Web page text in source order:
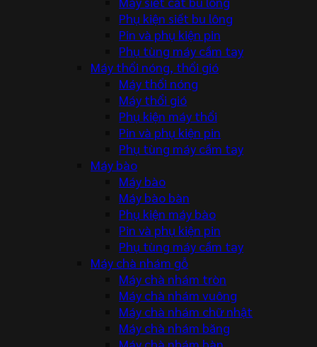
Phụ kiện siết bu lông
Pin và phụ kiện pin
Phụ tùng máy cầm tay
Máy thổi nóng, thổi gió
Máy thổi nóng
Máy thổi gió
Phụ kiện máy thổi
Pin và phụ kiện pin
Phụ tùng máy cầm tay
Máy bào
Máy bào
Máy bào bàn
Phụ kiện máy bào
Pin và phụ kiện pin
Phụ tùng máy cầm tay
Máy chà nhám gỗ
Máy chà nhám tròn
Máy chà nhám vuông
Máy chà nhám chữ nhật
Máy chà nhám băng